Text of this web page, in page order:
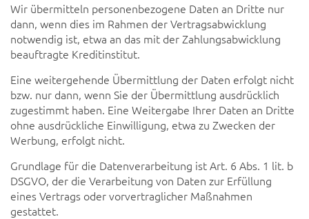
Wir übermitteln personenbezogene Daten an Dritte nur
dann, wenn dies im Rahmen der Vertragsabwicklung
notwendig ist, etwa an das mit der Zahlungsabwicklung
beauftragte Kreditinstitut.
Eine weitergehende Übermittlung der Daten erfolgt nicht
bzw. nur dann, wenn Sie der Übermittlung ausdrücklich
zugestimmt haben. Eine Weitergabe Ihrer Daten an Dritte
ohne ausdrückliche Einwilligung, etwa zu Zwecken der
Werbung, erfolgt nicht.
Grundlage für die Datenverarbeitung ist Art. 6 Abs. 1 lit. b
DSGVO, der die Verarbeitung von Daten zur Erfüllung
eines Vertrags oder vorvertraglicher Maßnahmen
gestattet.